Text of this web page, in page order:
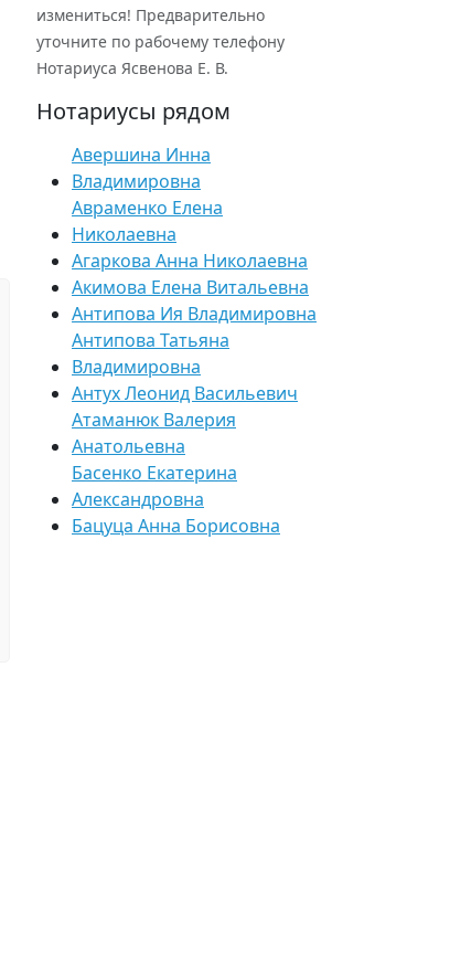
измениться! Предварительно
уточните по рабочему телефону
Нотариуса Ясвенова Е. В.
Нотариусы рядом
Авершина Инна
Владимировна
Авраменко Елена
Николаевна
Агаркова Анна Николаевна
Акимова Елена Витальевна
Антипова Ия Владимировна
Антипова Татьяна
Владимировна
Антух Леонид Васильевич
Атаманюк Валерия
Анатольевна
Басенко Екатерина
Александровна
Бацуца Анна Борисовна